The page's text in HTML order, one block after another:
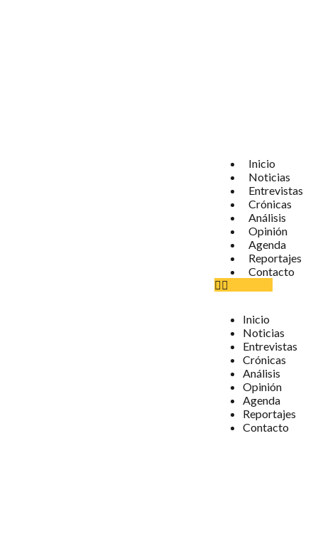
Inicio
Noticias
Entrevistas
Crónicas
Análisis
Opinión
Agenda
Reportajes
Contacto
Inicio
Noticias
Entrevistas
Crónicas
Análisis
Opinión
Agenda
Reportajes
Contacto